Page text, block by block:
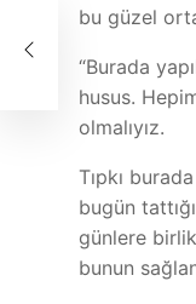
bu güzel
“Burada
husus.
olmalıyız.
Tıpkı
bugün
günlere
bunun